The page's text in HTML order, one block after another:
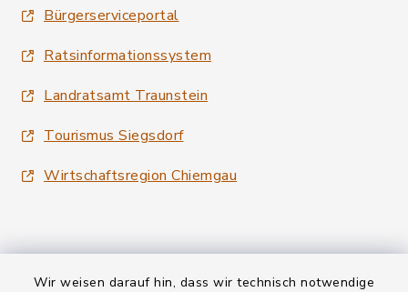
Wir weisen darauf hin, dass wir technisch notwendige
Bürgerserviceportal
Ratsinformationssystem
Landratsamt Traunstein
Tourismus Siegsdorf
Wirtschaftsregion Chiemgau